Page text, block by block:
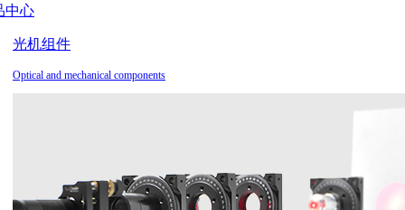
中心
光机组件
Optical and mechanical components